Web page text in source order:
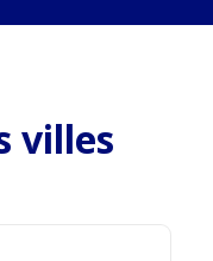
villes